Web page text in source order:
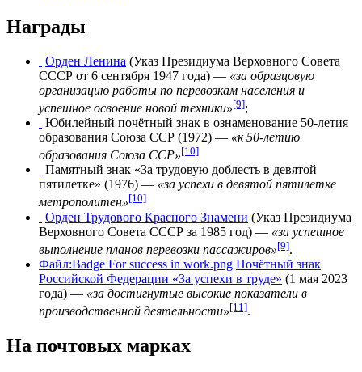
Награды
Орден Ленина (Указ Президиума Верховного Совета
СССР от 6 сентября 1947 года) — «за образцовую
организацию работы по перевозкам населения и
успешное освоение новой техники»[9];
Юбилейный почётный знак в ознаменование 50-летия
образования Союза ССР (1972) — «к 50-летию
образования Союза ССР»[10]
Памятный знак «За трудовую доблесть в девятой
пятилетке» (1976) — «за успехи в девятой пятилетке
метрополитен»[10]
Орден Трудового Красного Знамени (Указ Президиума
Верховного Совета СССР за 1985 год) — «за успешное
выполнение планов перевозки пассажиров»[9].
Файл:Badge For success in work.png Почётный знак
Российской Федерации «За успехи в труде» (1 мая 2023
года) — «за достигнутые высокие показатели в
производственной деятельности»[11].
На почтовых марках